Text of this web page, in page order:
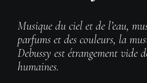
Musique du ciel et de l’eau,
parfums et des couleurs, la
Debussy est étrangement vide
humaines.